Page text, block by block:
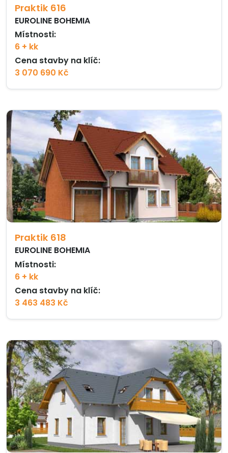
Praktik 616
EUROLINE BOHEMIA
Místnosti:
6 + kk
Cena stavby na klíč:
3 070 690 Kč
Praktik 618
EUROLINE BOHEMIA
Místnosti:
6 + kk
Cena stavby na klíč:
3 463 483 Kč